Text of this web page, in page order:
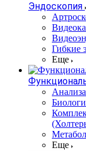
Эндоскопия
Гибкие
Еще
Еще